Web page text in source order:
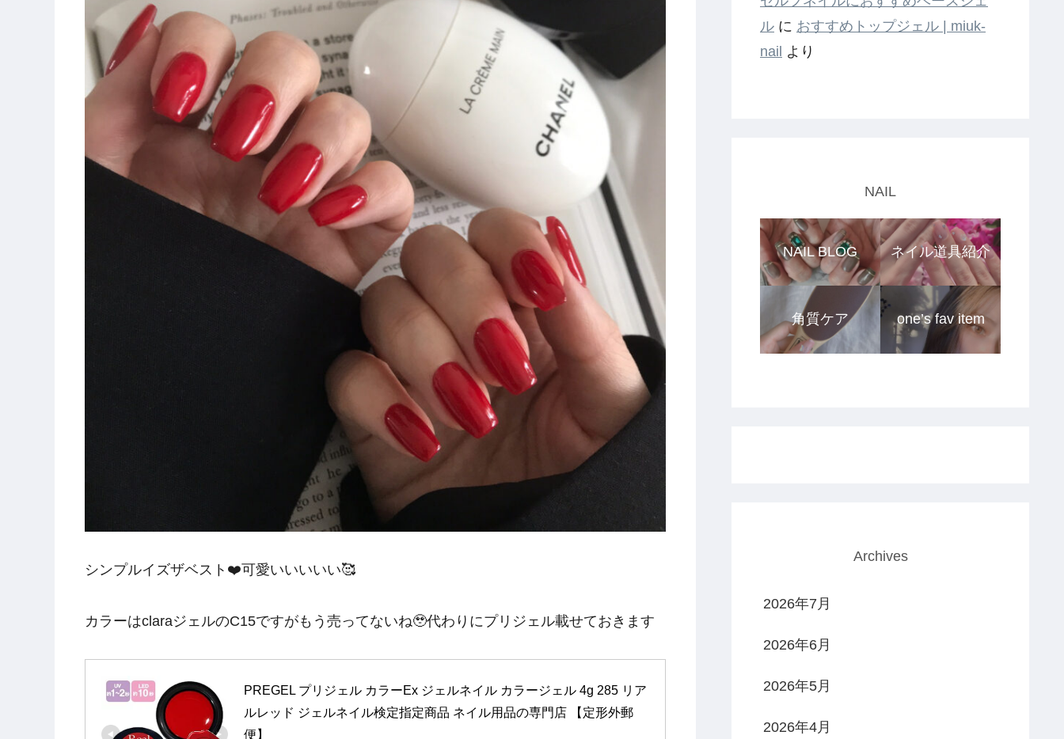
シンプルイズザベスト❤️可愛いいいいい🥰
カラーはclaraジェルのC15ですがもう売ってないね🥹代わりにプリジェル載せておきます
PREGEL プリジェル カラーEx ジェルネイル カラージェル 4g 285 リア
ルレッド ジェルネイル検定指定商品 ネイル用品の専門店 【定形外郵
便】
ル に おすすめトップジェル | miuk-
nail より
NAIL
NAIL BLOG ネイル道具紹介
角質ケア one’s fav item
Archives
2026年7月
2026年6月
2026年5月
2026年4月